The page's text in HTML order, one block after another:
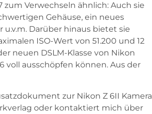
zum Verwechseln ähnlich: Auch sie
Gehäuse, ein neues
Darüber hinaus bietet sie
ISO-Wert von 51.200 und 12
neuen DSLM-Klasse von Nikon
ausschöpfen können. Aus der
zur Nikon Z 6II Kamera
oder kontaktiert mich über